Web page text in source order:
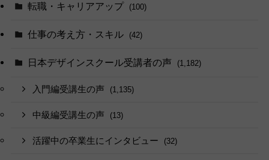
転職・キャリアアップ (100)
仕事の考え方・スキル (42)
日本デザインスクール受講者の声 (1,182)
入門編受講生の声 (1,135)
中級編受講生の声 (13)
活躍中の卒業生にインタビュー (32)